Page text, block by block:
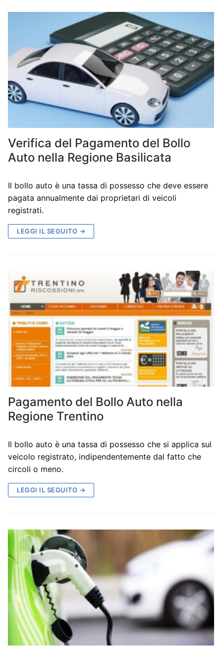
Verifica del Pagamento del Bollo
Auto nella Regione Basilicata
Il bollo auto è una tassa di possesso che deve essere
pagata annualmente dai proprietari di veicoli
registrati.
LEGGI IL SEGUITO →
Pagamento del Bollo Auto nella
Regione Trentino
Il bollo auto è una tassa di possesso che si applica sul
veicolo registrato, indipendentemente dal fatto che
circoli o meno.
LEGGI IL SEGUITO →